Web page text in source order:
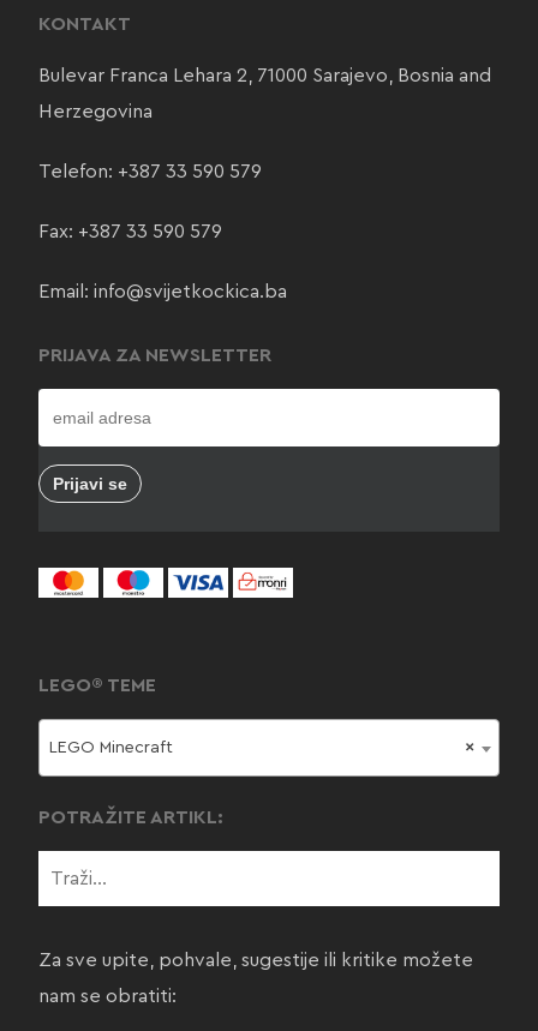
KONTAKT
Bulevar Franca Lehara 2, 71000 Sarajevo, Bosnia and
Herzegovina
Telefon: +387 33 590 579
Fax: +387 33 590 579
Email: info@svijetkockica.ba
PRIJAVA ZA NEWSLETTER
LEGO® TEME
×
LEGO Minecraft
POTRAŽITE ARTIKL:
Za sve upite, pohvale, sugestije ili kritike možete
nam se obratiti: